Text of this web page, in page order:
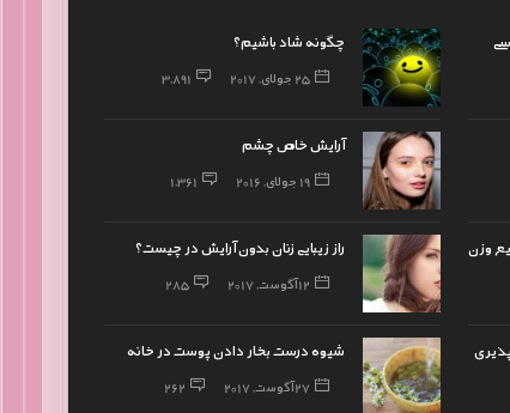
چگونه شاد باشیم؟
25 جولای, 2017 3,891
آرایش خاص چشم
19 جولای, 2016 1,361
راز زیبایی زنان بدون آرایش در چیست؟
12 آگوست, 2017 285
شیوه درست بخار دادن پوست در خانه
27 آگوست, 2017 262
وزن
پذیری